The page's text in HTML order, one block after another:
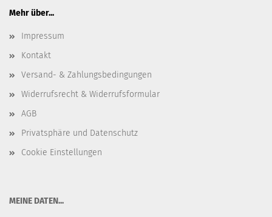
Mehr über...
Impressum
Kontakt
Versand- & Zahlungsbedingungen
Widerrufsrecht & Widerrufsformular
AGB
Privatsphäre und Datenschutz
Cookie Einstellungen
​MEINE DATEN...